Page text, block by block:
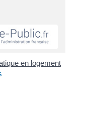
en logement